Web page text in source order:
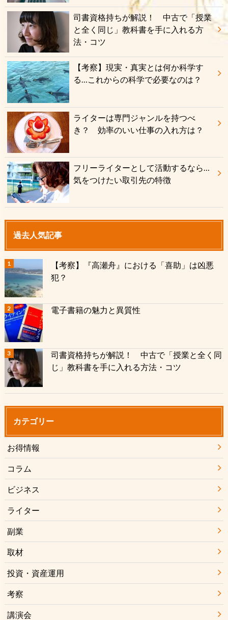
司書資格持ちが解説！ 中古で「授業
と全く同じ」教科書を手に入れる方
法・コツ
【考察】現実・真実とは何か科学す
る…これからの科学で必要なのは？
ライターは専門ジャンルを持つべ
き？ 効率のいい仕事の入れ方は？
フリーライターとして活動するなら…
気をつけたい取引先の特徴
過去人気記事
【考察】『高瀬舟』における「喜助」は凶悪
犯？
電子書籍の魅力と異質性
司書資格持ちが解説！ 中古で「授業と全く同
じ」教科書を手に入れる方法・コツ
カテゴリー
お得情報
コラム
ビジネス
ライター
副業
取材
投資・資産運用
考察
講演会